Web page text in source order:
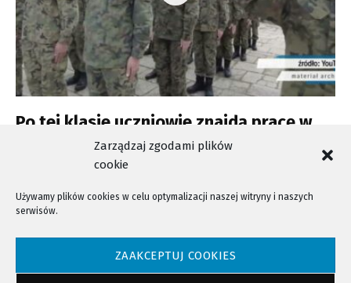
Zarządzaj zgodami plików
cookie
Używamy plików cookies w celu optymalizacji naszej witryny i naszych
serwisów.
ZAAKCEPTUJ COOKIES
Po tej klasie uczniowie znajdą pracę w
NTV - Nasza Telewizja Sądecka © 2023 Wszystkie prawa zastrzeżone!